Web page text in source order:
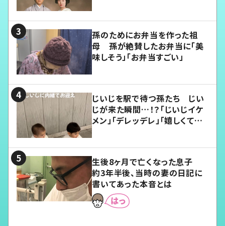
孫のためにお弁当を作った祖
母 孫が絶賛したお弁当に「美
味しそう」「お弁当すごい」
じいじを駅で待つ孫たち じい
じが来た瞬間…！？「じいじイケ
メン」「デレッデレ」「嬉しくて可
生後8ヶ月で亡くなった息子
約3年半後、当時の妻の日記に
書いてあった本音とは